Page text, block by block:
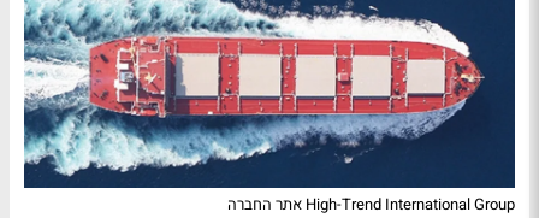
High-Trend International Group אתר החברה